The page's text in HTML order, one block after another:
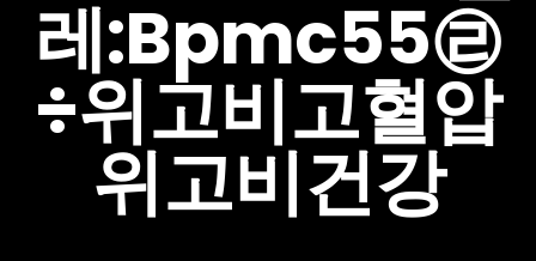
레:bpmc55㉣
÷위고비고혈압
위고비건강